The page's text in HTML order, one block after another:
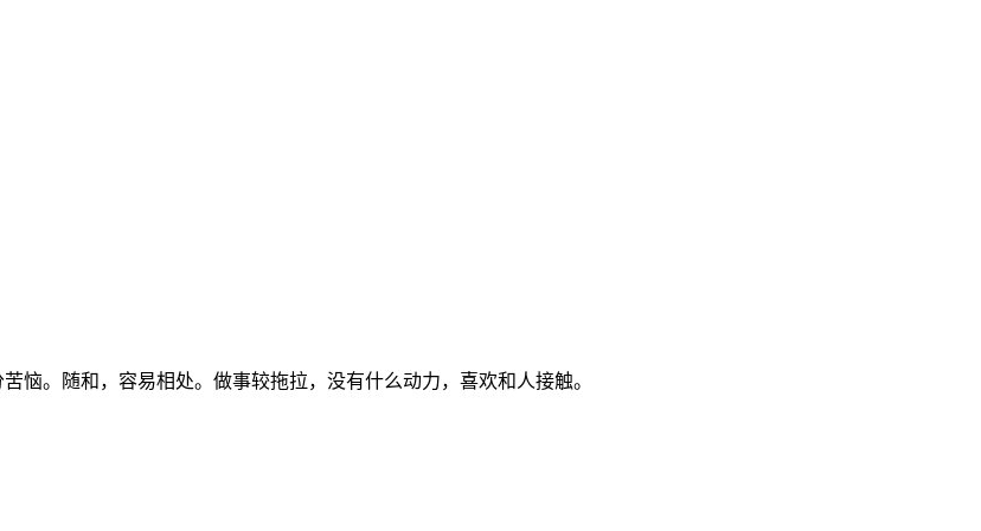
恼。随和，容易相处。做事较拖拉，没有什么动力，喜欢和人接触。